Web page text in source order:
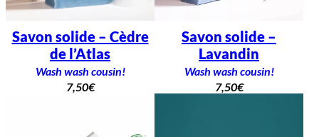
Savon solide – Cèdre
de l’Atlas
Wash wash cousin!
7,50€
Savon solide –
Lavandin
Wash wash cousin!
7,50€